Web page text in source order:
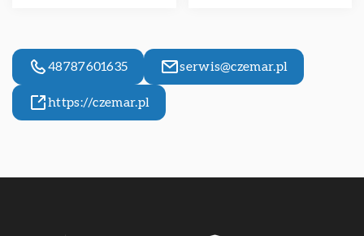
48787601635 serwis@czemar.pl
https://czemar.pl